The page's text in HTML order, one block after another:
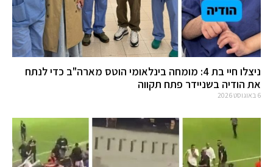
ניצלו חיי בת 4: מומחה בינלאומי הוטס מארה"ב כדי לנתח
את הודיה בשניידר פתח תקווה
6 באוגוסט 2026